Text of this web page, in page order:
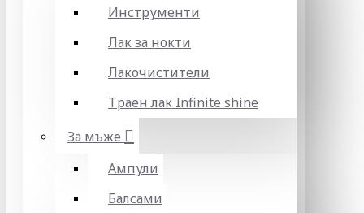
Инструменти
Лак за нокти
Лакочистители
Траен лак Infinite shine
За мъже
Ампули
Балсами